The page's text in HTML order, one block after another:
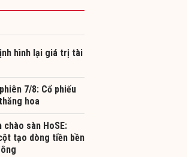
hình lại giá trị tài
7/8: Cổ phiếu
hoa
chào sàn HoSE:
tạo dòng tiền bền